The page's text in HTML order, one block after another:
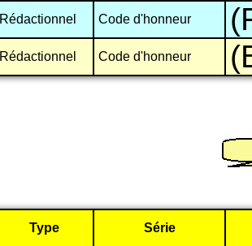
Rédactionnel Code d'honneur
Rédactionnel Code d'honneur
Type Série